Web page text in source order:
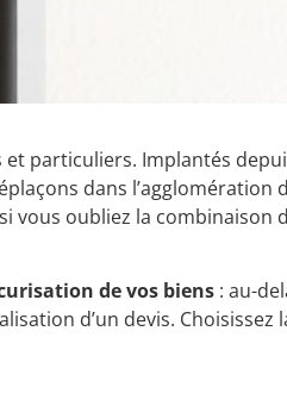
particuliers. Implantés
dans l’agglomération
si vous oubliez la combinaison
de vos biens : au-
d’un devis. Choisissez